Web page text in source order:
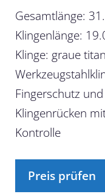
Gesamtlänge:
Klingenlänge:
Klinge: graue
Fingerschutz
Klingenrücken
Kontrolle
Preis prüfen